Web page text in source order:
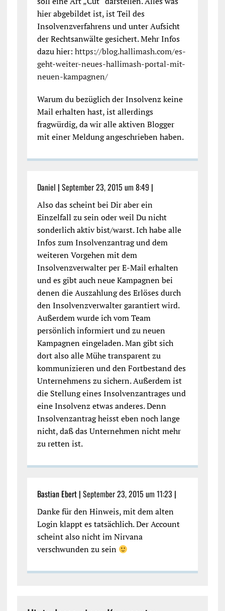
hier abgebildet ist, ist Teil des
Insolvenzverfahrens und unter Aufsicht
der Rechtsanwälte gesichert. Mehr Infos
dazu hier: https://blog.hallimash.com/es-
geht-weiter-neues-hallimash-portal-mit-
neuen-kampagnen/
Warum du bezüglich der Insolvenz keine
Mail erhalten hast, ist allerdings
fragwürdig, da wir alle aktiven Blogger
mit einer Meldung angeschrieben haben.
Daniel | September 23, 2015 um 8:49|
Also das scheint bei Dir aber ein
Einzelfall zu sein oder weil Du nicht
sonderlich aktiv bist/warst. Ich habe alle
Infos zum Insolvenzantrag und dem
weiteren Vorgehen mit dem
Insolvenzverwalter per E-Mail erhalten
und es gibt auch neue Kampagnen bei
denen die Auszahlung des Erlöses durch
den Insolvenzverwalter garantiert wird.
Außerdem wurde ich vom Team
persönlich informiert und zu neuen
Kampagnen eingeladen. Man gibt sich
dort also alle Mühe transparent zu
kommunizieren und den Fortbestand des
Unternehmens zu sichern. Außerdem ist
die Stellung eines Insolvenzantrages und
eine Insolvenz etwas anderes. Denn
Insolvenzantrag heisst eben noch lange
nicht, daß das Unternehmen nicht mehr
zu retten ist.
Bastian Ebert | September 23, 2015 um 11:23 |
Danke für den Hinweis, mit dem alten
Login klappt es tatsächlich. Der Account
scheint also nicht im Nirvana
verschwunden zu sein